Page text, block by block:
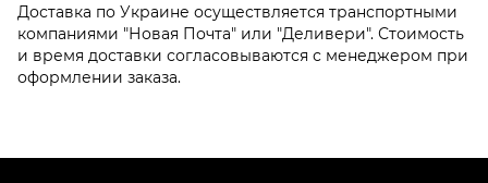
Доставка по Украине осуществляется транспортными
компаниями "Новая Почта" или "Деливери". Стоимость
и время доставки согласовываются с менеджером при
оформлении заказа.